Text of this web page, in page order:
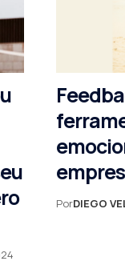
PorDIEGO